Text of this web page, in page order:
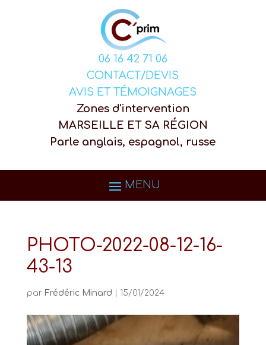
06 16 42 71 06
CONTACT/DEVIS
AVIS ET TÉMOIGNAGES
Zones d'intervention
MARSEILLE ET SA RÉGION
Parle anglais, espagnol, russe
PHOTO-2022-08-12-16-
43-13
par Frédéric Minard 15/01/2024